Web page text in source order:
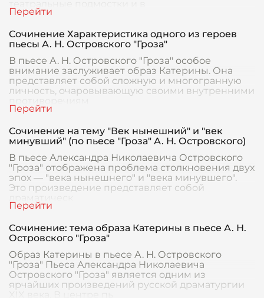
Сочинение Характеристика одного из героев
пьесы А. Н. Островского "Гроза"
В пьесе А. Н. Островского "Гроза" особое
внимание заслуживает образ Катерины. Она
представляет собой сложную и многогранную
личность, очаровывающую своими внутренними
Сочинение на тему "Век нынешний" и "век
минувший" (по пьесе "Гроза" А. Н. Островского)
В пьесе Александра Николаевича Островского
"Гроза" отображена проблема столкновения двух
эпох — "века нынешнего" и "века минувшего".
Это произведение представляет собой
Сочинение: тема образа Катерины в пьесе А. Н.
Островского "Гроза"
Образ Катерины в пьесе А. Н. Островского
"Гроза" Пьеса Александра Николаевича
Островского "Гроза" является одним из
ярчайших произведений русской драматургии
XIX века. В центре пь